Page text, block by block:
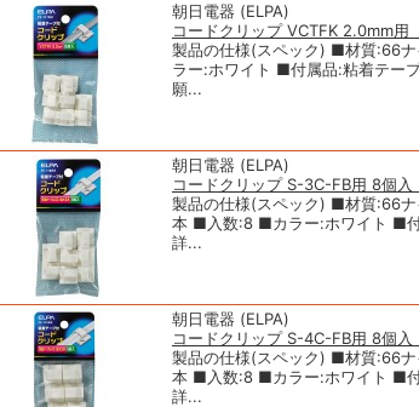
朝日電器 (ELPA)
コードクリップ VCTFK 2.0mm
製品の仕様(スペック) ■材質:66
ラー:ホワイト ■付属品:粘着テー
願...
朝日電器 (ELPA)
コードクリップ S-3C-FB用 8個
製品の仕様(スペック) ■材質:66
本 ■入数:8 ■カラー:ホワイト ■
詳...
朝日電器 (ELPA)
コードクリップ S-4C-FB用 8個
製品の仕様(スペック) ■材質:66
本 ■入数:8 ■カラー:ホワイト ■
詳...